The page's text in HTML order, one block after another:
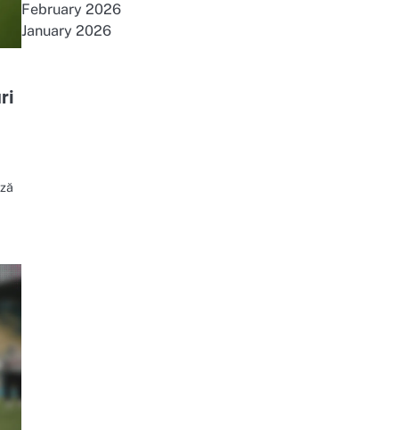
February 2026
January 2026